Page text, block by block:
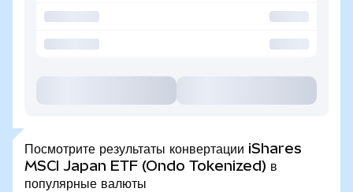
Посмотрите результаты конвертации iShares
MSCI Japan ETF (Ondo Tokenized) в
популярные валюты